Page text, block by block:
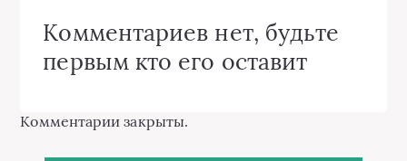
Комментариев нет, будьте
первым кто его оставит
Комментарии закрыты.